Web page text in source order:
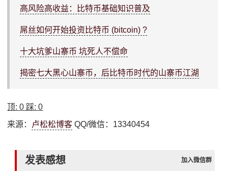
高风险高收益：比特币基础知识普及
屌丝如何开始投资比特币 (bitcoin) ?
十大坑爹山寨币 坑死人不偿命
揭密七大黑心山寨币，后比特币时代的山寨币江湖
顶:0 踩:0
来源： 卢松松博客 QQ/微信：13340454
发表感想 加入微信群